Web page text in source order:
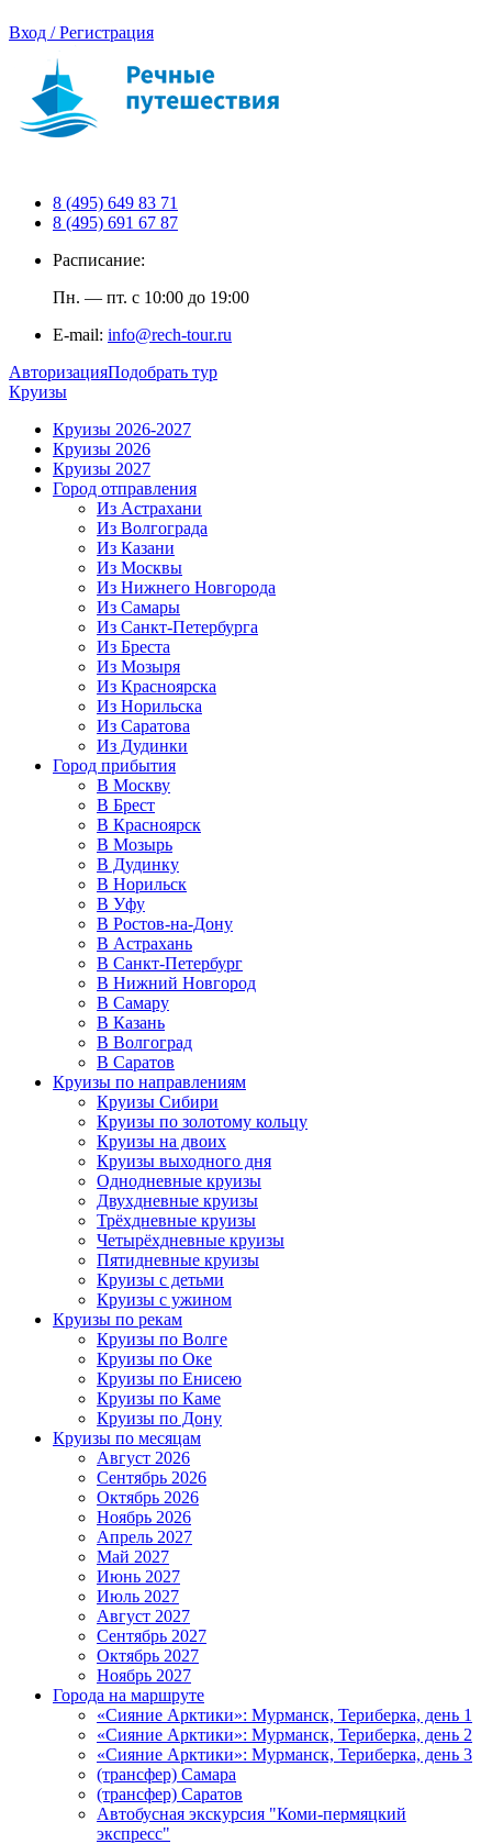
Вход / Регистрация
8 (495) 649 83 71
8 (495) 691 67 87
Расписание:
Пн. — пт. с 10:00 до 19:00
E-mail: info@rech-tour.ru
АвторизацияПодобрать тур
Круизы
Круизы 2026-2027
Круизы 2026
Круизы 2027
Город отправления
Из Астрахани
Из Волгограда
Из Казани
Из Москвы
Из Нижнего Новгорода
Из Самары
Из Санкт-Петербурга
Из Бреста
Из Мозыря
Из Красноярска
Из Норильска
Из Саратова
Из Дудинки
Город прибытия
В Москву
В Брест
В Красноярск
В Мозырь
В Дудинку
В Норильск
В Уфу
В Ростов-на-Дону
В Астрахань
В Санкт-Петербург
В Нижний Новгород
В Самару
В Казань
В Волгоград
В Саратов
Круизы по направлениям
Круизы Сибири
Круизы по золотому кольцу
Круизы на двоих
Круизы выходного дня
Однодневные круизы
Двухдневные круизы
Трёхдневные круизы
Четырёхдневные круизы
Пятидневные круизы
Круизы с детьми
Круизы с ужином
Круизы по рекам
Круизы по Волге
Круизы по Оке
Круизы по Енисею
Круизы по Каме
Круизы по Дону
Круизы по месяцам
Август 2026
Сентябрь 2026
Октябрь 2026
Ноябрь 2026
Апрель 2027
Май 2027
Июнь 2027
Июль 2027
Август 2027
Сентябрь 2027
Октябрь 2027
Ноябрь 2027
Города на маршруте
«Сияние Арктики»: Мурманск, Териберка, день 1
«Сияние Арктики»: Мурманск, Териберка, день 2
«Сияние Арктики»: Мурманск, Териберка, день 3
(трансфер) Самара
(трансфер) Саратов
Автобусная экскурсия "Коми-пермяцкий
экспресс"